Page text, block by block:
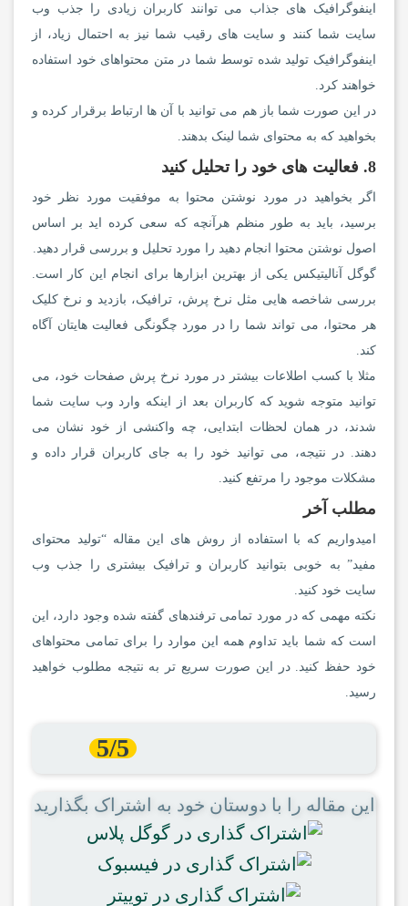
اینفوگرافیک های جذاب می توانند کاربران زیادی را جذب وب
سایت شما کنند و سایت های رقیب شما نیز به احتمال زیاد، از
اینفوگرافیک تولید شده توسط شما در متن محتواهای خود استفاده
خواهند کرد.
در این صورت شما باز هم می توانید با آن ها ارتباط برقرار کرده و
بخواهید که به محتوای شما لینک بدهند.
8. فعالیت های خود را تحلیل کنید
اگر بخواهید در مورد نوشتن محتوا به موفقیت مورد نظر خود
برسید، باید به طور منظم هرآنچه که سعی کرده اید بر اساس
اصول نوشتن محتوا انجام دهید را مورد تحلیل و بررسی قرار دهید.
گوگل آنالیتیکس یکی از بهترین ابزارها برای انجام این کار است.
بررسی شاخصه هایی مثل نرخ پرش، ترافیک، بازدید و نرخ کلیک
هر محتوا، می تواند شما را در مورد چگونگی فعالیت هایتان آگاه
کند.
مثلا با کسب اطلاعات بیشتر در مورد نرخ پرش صفحات خود، می
توانید متوجه شوید که کاربران بعد از اینکه وارد وب سایت شما
شدند، در همان لحظات ابتدایی، چه واکنشی از خود نشان می
دهند. در نتیجه، می توانید خود را به جای کاربران قرار داده و
مشکلات موجود را مرتفع کنید.
مطلب آخر
امیدواریم که با استفاده از روش های این مقاله “تولید محتوای
مفید” به خوبی بتوانید کاربران و ترافیک بیشتری را جذب وب
سایت خود کنید.
نکته مهمی که در مورد تمامی ترفندهای گفته شده وجود دارد، این
است که شما باید تداوم همه این موارد را برای تمامی محتواهای
خود حفظ کنید. در این صورت سریع تر به نتیجه مطلوب خواهید
رسید.
5/5
این مقاله را با دوستان خود به اشتراک بگذارید